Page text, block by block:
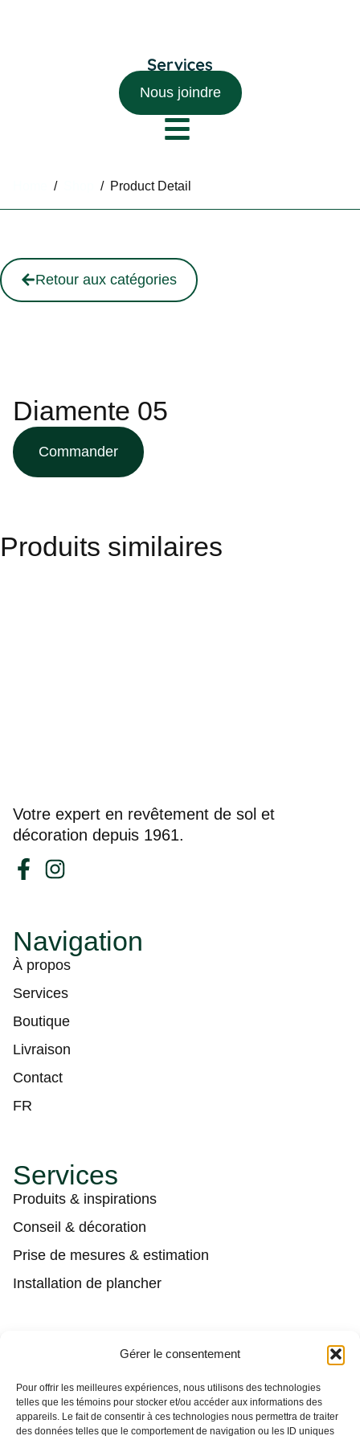
Gérer le consentement
Pour offrir les meilleures expériences, nous utilisons des technologies
telles que les témoins pour stocker et/ou accéder aux informations des
appareils. Le fait de consentir à ces technologies nous permettra de traiter
des données telles que le comportement de navigation ou les ID uniques
Nous joindre
/ / Product Detail
Retour aux catégories
Diamente 05
Commander
Produits similaires
Votre expert en revêtement de sol et
décoration depuis 1961.
Navigation
À propos
Services
Boutique
Livraison
Contact
FR
Services
Produits & inspirations
Conseil & décoration
Prise de mesures & estimation
Installation de plancher
tgl@tapisguylaberge.com